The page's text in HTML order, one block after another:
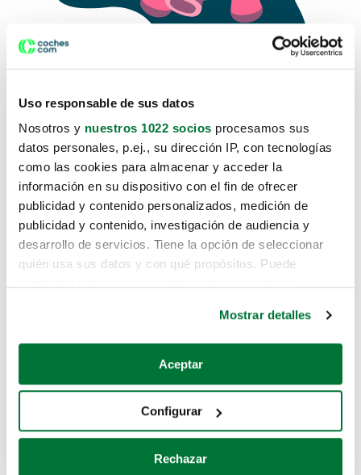
Uso responsable de sus datos
Nosotros y nuestros 1022 socios procesamos sus
datos personales, p.ej., su dirección IP, con tecnologías
como las cookies para almacenar y acceder la
información en su dispositivo con el fin de ofrecer
publicidad y contenido personalizados, medición de
publicidad y contenido, investigación de audiencia y
desarrollo de servicios. Tiene la opción de seleccionar
quién usa sus datos y con qué propósitos. Puede
Si lo permite, también quisiéramos:
Recopilar información sobre su ubicación geográfica
Identificar su dispositivo analizándolo activamente
para buscar características específicas (huellas
Mostrar detalles
Aceptar
Configurar
Rechazar
Lo sentimos, no sabemos como
te hemos traido hasta aquí.
Pero puedes encontrar el coche que estás
buscando en alguno de estos enlaces:
Coches de segunda mano
Coches de km0